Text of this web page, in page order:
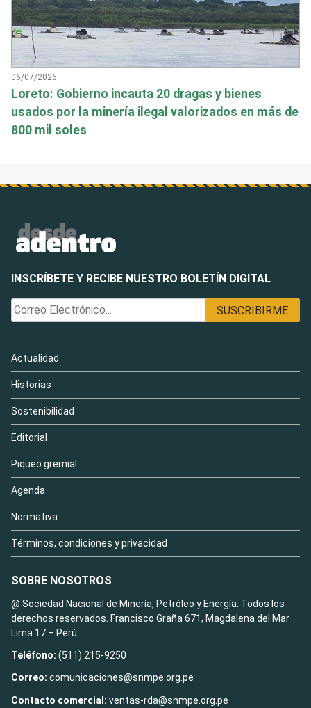
06/07/2026
Loreto: Gobierno incauta 20 dragas y bienes
usados por la minería ilegal valorizados en más de
800 mil soles
INSCRÍBETE Y RECIBE NUESTRO BOLETÍN DIGITAL
Actualidad
Historias
Sostenibilidad
Editorial
Piqueo gremial
Agenda
Normativa
Términos, condiciones y privacidad
SOBRE NOSOTROS
@ Sociedad Nacional de Minería, Petróleo y Energía. Todos los
derechos reservados. Francisco Graña 671, Magdalena del Mar
Lima 17 – Perú
Teléfono: (511) 215-9250
Correo: comunicaciones@snmpe.org.pe
Contacto comercial: ventas-rda@snmpe.org.pe